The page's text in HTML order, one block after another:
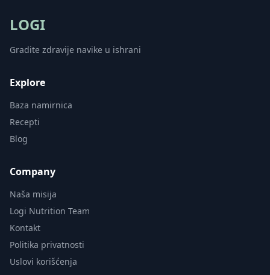
LOGI
Gradite zdravije navike u ishrani
Explore
Baza namirnica
Recepti
Blog
Company
Naša misija
Logi Nutrition Team
Kontakt
Politika privatnosti
Uslovi korišćenja